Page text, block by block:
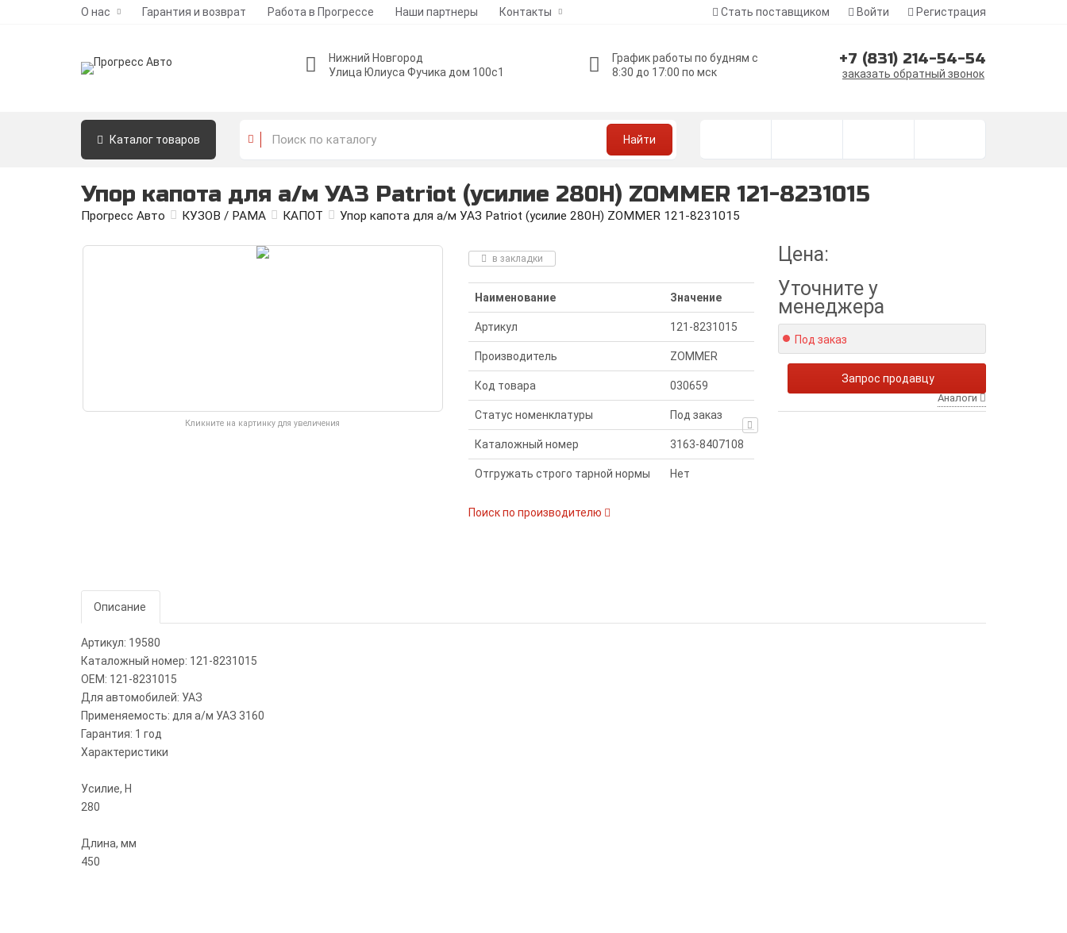
О нас Гарантия и возврат Работа в Прогрессе Наши партнеры Контакты Стать поставщиком Войти Регистрация
Нижний Новгород
Улица Юлиуса Фучика дом 100с1
График работы по будням с
8:30 до 17:00 по мск
+7 (831) 214-54-54
заказать обратный звонок
Каталог товаров Найти
Упор капота для а/м УАЗ Patriot (усилие 280H) ZOMMER 121-8231015
Прогресс Авто КУЗОВ / РАМА КАПОТ Упор капота для а/м УАЗ Patriot (усилие 280H) ZOMMER 121-8231015
Кликните на картинку для увеличения
в закладки
Наименование Значение
Артикул 121-8231015
Производитель ZOMMER
Код товара 030659
Статус номенклатуры Под заказ
Каталожный номер 3163-8407108
Отгружать строго тарной нормы Нет
Поиск по производителю
Цена:
Уточнитеу
менеджера
Под заказ
Аналоги
Запрос продавцу
Описание
Артикул: 19580
Каталожный номер: 121-8231015
OEM: 121-8231015
Для автомобилей: УАЗ
Применяемость: для а/м УАЗ 3160
Гарантия: 1 год
Характеристики
Усилие, Н
280
Длина, мм
450